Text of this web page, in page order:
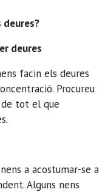
deures?
deures
facin els deures
Procureu
tot el que
a acostumar-se a
Alguns nens